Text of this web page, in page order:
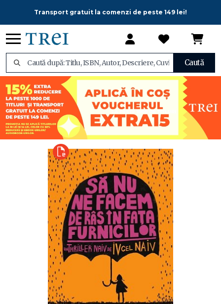
Transport gratuit la comenzi de peste 149 lei!
Caută